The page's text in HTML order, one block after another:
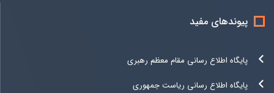
پیوندهای مفید
پایگاه اطلاع رسانی مقام معظم رهبری
پایگاه اطلاع رسانی ریاست جمهوری